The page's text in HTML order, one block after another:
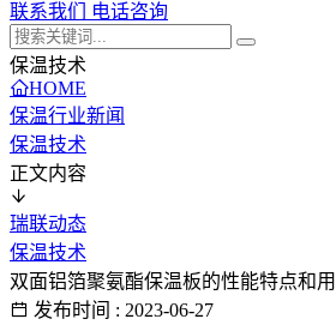
联系我们 电话咨询
保温技术
HOME
保温行业新闻
保温技术
正文内容
瑞联动态
保温技术
双面铝箔聚氨酯保温板的性能特点和
发布时间 : 2023-06-27